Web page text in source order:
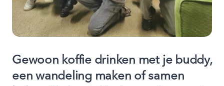
Gewoon koffie drinken met je buddy,
een wandeling maken of samen